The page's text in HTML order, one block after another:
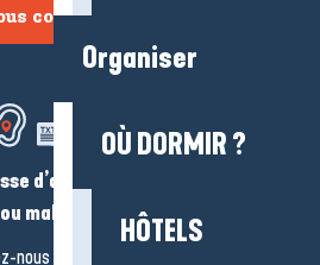
Organiser
OÙ DORMIR ?
HÔTELS
contacter
d’audition ?
malentendant ?
nous en